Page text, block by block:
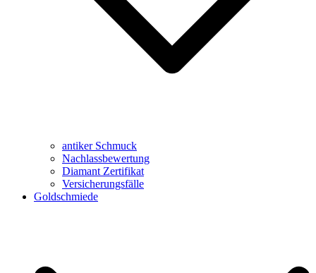
antiker Schmuck
Nachlassbewertung
Diamant Zertifikat
Versicherungsfälle
Goldschmiede